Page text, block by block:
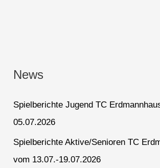
News
Spielberichte Jugend TC
05.07.2026
Spielberichte Aktive/Senioren TC
vom 13.07.-19.07.2026